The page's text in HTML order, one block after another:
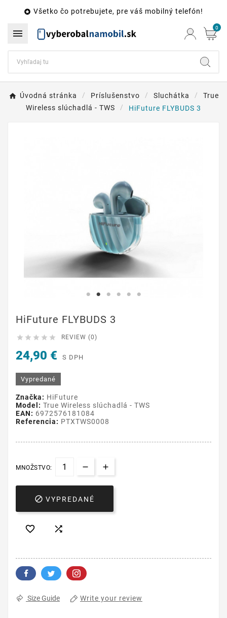
 Všetko čo potrebujete, pre váš mobilný telefón!
 0
Úvodná stránka Príslušenstvo Sluchátka
True
Wireless slúchadlá - TWS
HiFuture FLYBUDS 3
HiFuture FLYBUDS 3
     REVIEW (0)
24,90 € S DPH
Vypredané
Značka: HiFuture
Model: True Wireless slúchadlá - TWS
EAN: 6972576181084
Referencia: PTXTWS0008
MNOŽSTVO:
 VYPREDANÉ
 
Size Guide Write your review